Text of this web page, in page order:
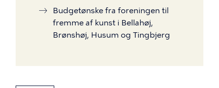
Budgetønske fra foreningen til
fremme af kunst i Bellahøj,
Brønshøj, Husum og Tingbjerg